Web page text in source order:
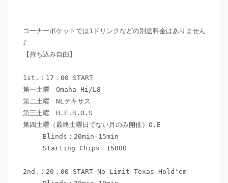
コーナーポケットでは1ドリンクなどの別途料金はありません
♪
【持ち込み自由】
1st.：17：00 START
第一土曜　Omaha Hi/L8
第二土曜　NLテキサス
第三土曜　H.E.R.O.S
第四土曜（最終土曜日でない月のみ開催）O.E
Blinds：20min-15min
Starting Chips：15000
2nd.：20：00 START No Limit Texas Hold'em